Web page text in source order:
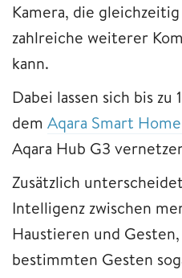
Kamera, die
zahlreiche weiterer
kann.
Dabei lassen sich bis
dem Aqara Smart
Aqara ‎Hub G3
Zusätzlich
Intelligenz zwischen
Haustieren und
bestimmten Gesten